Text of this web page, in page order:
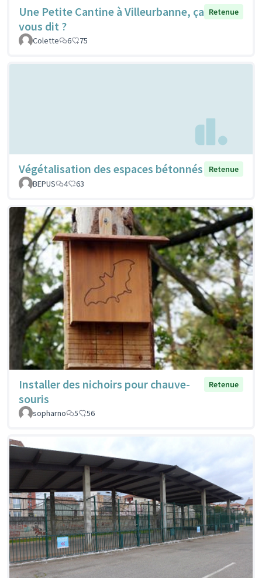
Une Petite Cantine à Villeurbanne, ça
vous dit ?
Retenue
Colette 6 75
Végétalisation des espaces bétonnés
Retenue
BEPUS
4 63
Installer des nichoirs pour chauve-
souris
Retenue
sopharno 5 56